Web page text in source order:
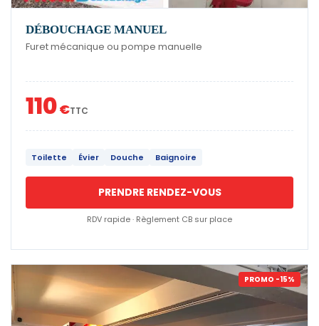
DÉBOUCHAGE MANUEL
Furet mécanique ou pompe manuelle
110€TTC
Toilette Évier Douche Baignoire
PRENDRE RENDEZ-VOUS
RDV rapide · Règlement CB sur place
PROMO -15%